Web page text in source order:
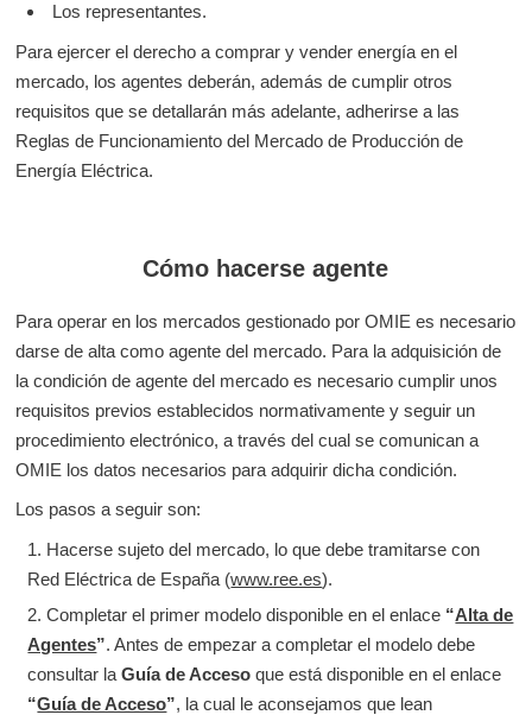
Los representantes.
Para ejercer el derecho a comprar y vender energía en el
mercado, los agentes deberán, además de cumplir otros
requisitos que se detallarán más adelante, adherirse a las
Reglas de Funcionamiento del Mercado de Producción de
Energía Eléctrica.
Cómo hacerse agente
Para operar en los mercados gestionado por OMIE es necesario
darse de alta como agente del mercado. Para la adquisición de
la condición de agente del mercado es necesario cumplir unos
requisitos previos establecidos normativamente y seguir un
procedimiento electrónico, a través del cual se comunican a
OMIE los datos necesarios para adquirir dicha condición.
Los pasos a seguir son:
Hacerse sujeto del mercado, lo que debe tramitarse con
Red Eléctrica de España (www.ree.es).
Completar el primer modelo disponible en el enlace “Alta de
Agentes”. Antes de empezar a completar el modelo debe
consultar laGuía de Acceso que está disponible en el enlace
“Guía de Acceso”, la cual le aconsejamos que lean